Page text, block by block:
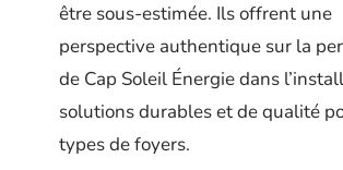
être sous-estimée. Ils offrent une
perspective authentique sur la
de Cap Soleil Énergie dans
solutions durables et de qualité
types de foyers.